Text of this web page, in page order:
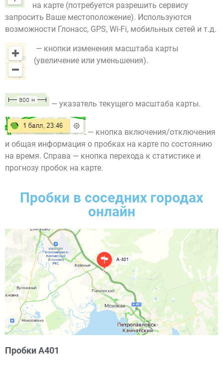
на карте (потребуется разрешить сервису
запросить Ваше местоположение). Используются
возможности Глонасс, GPS, Wi-Fi, мобильных сетей и т.д.
— кнопки изменения масштаба карты
(увеличение или уменьшения).
— указатель текущего масштаба карты.
— кнопка включения/отключения
и общая информация о пробках на карте по состоянию
на время. Справа — кнопка перехода к статистике и
прогнозу пробок на карте.
Пробки в соседних городах
онлайн
Пробки А401